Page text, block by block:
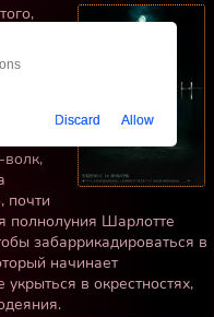
на
Запад
на
почти
полнолуния Шарлотте
забаррикадироваться в
начинает
в окрестностях,
Discard Allow